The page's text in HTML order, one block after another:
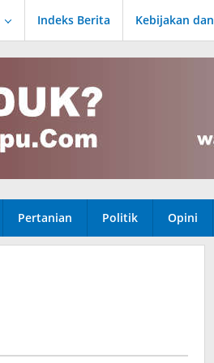
Indeks Berita Kebijakan
Pertanian Politik Opini